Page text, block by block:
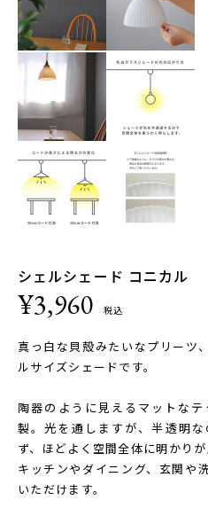
シェルシェード コニカル
¥3,960 税込
真っ白な貝殻みたいなプリーツ
ルサイズシェードです。
陶器のように見えるマットな
製。光を通しますが、半透明
ず、ほどよく空間全体に明かりが
キッチンやダイニング、玄関や
いただけます。